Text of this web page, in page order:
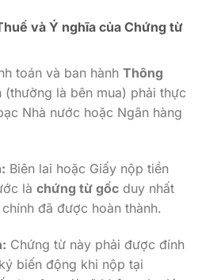
và Ý nghĩa của Chứng từ
toán và ban hành Thông
(thường là bên mua) phải thực
Nhà nước hoặc Ngân hàng
Biên lai hoặc Giấy nộp tiền
là chứng từ gốcduy nhất
đã được hoàn thành.
Chứng từ này phải được đính
biến động khi nộp tại